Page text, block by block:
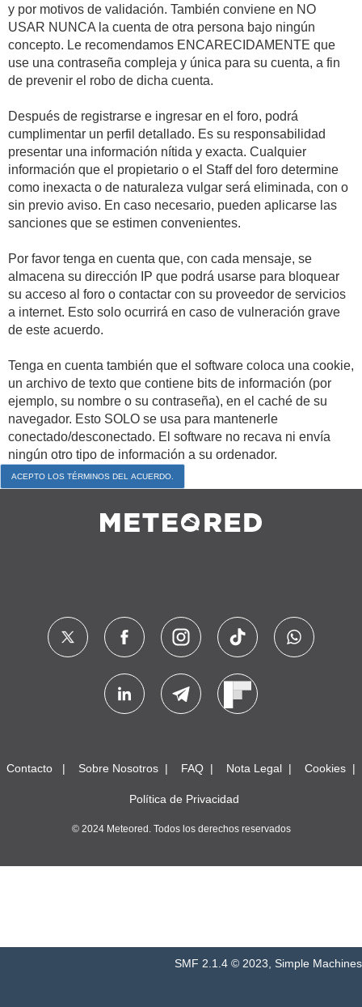
y por motivos de validación. También conviene en NO
USAR NUNCA la cuenta de otra persona bajo ningún
concepto. Le recomendamos ENCARECIDAMENTE que
use una contraseña compleja y única para su cuenta, a fin
de prevenir el robo de dicha cuenta.
Después de registrarse e ingresar en el foro, podrá
cumplimentar un perfil detallado. Es su responsabilidad
presentar una información nítida y exacta. Cualquier
información que el propietario o el Staff del foro determine
como inexacta o de naturaleza vulgar será eliminada, con o
sin previo aviso. En caso necesario, pueden aplicarse las
sanciones que se estimen convenientes.
Por favor tenga en cuenta que, con cada mensaje, se
almacena su dirección IP que podrá usarse para bloquear
su acceso al foro o contactar con su proveedor de servicios
a internet. Esto solo ocurrirá en caso de vulneración grave
de este acuerdo.
Tenga en cuenta también que el software coloca una cookie,
un archivo de texto que contiene bits de información (por
ejemplo, su nombre o su contraseña), en el caché de su
navegador. Esto SOLO se usa para mantenerle
conectado/desconectado. El software no recava ni envía
ningún otro tipo de información a su ordenador.
Contacto Sobre Nosotros FAQ Nota Legal Cookies
Política de Privacidad
© 2024 Meteored. Todos los derechos reservados
SMF 2.1.4 © 2023 Simple Machines